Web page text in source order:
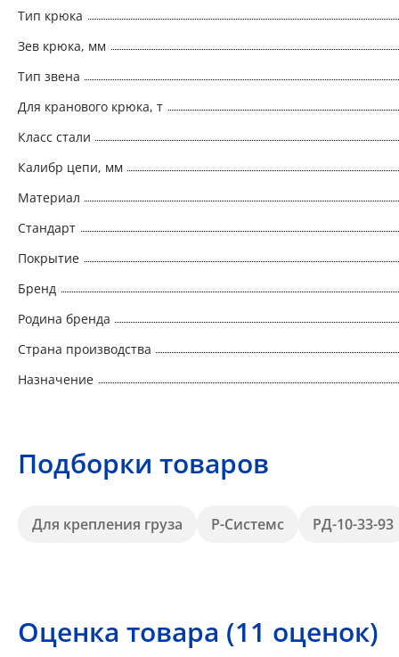
Тип крюка
Зев крюка, мм
Тип звена
Для кранового крюка, т
Класс стали
Калибр цепи, мм
Материал
Стандарт
Покрытие
Бренд
Родина бренда
Страна производства
Назначение
Подборки товаров
Для крепления груза Р-Системс РД-10-33-93
Оценка товара (11 оценок)